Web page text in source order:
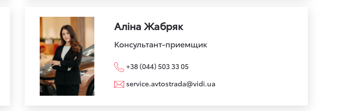
Аліна Жабряк
Консультант-приемщик
+38 (044) 503 33 05
service.avtostrada@vidi.ua